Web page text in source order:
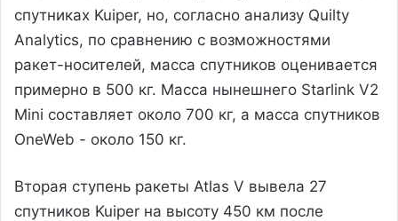
спутниках Kuiper, но, согласно анализу Quilty
Analytics, по сравнению с возможностями
ракет-носителей, масса спутников оценивается
примерно в 500 кг. Масса нынешнего Starlink V2
Mini составляет около 700 кг, а масса спутников
OneWeb - около 150 кг.
Вторая ступень ракеты Atlas V вывела 27
спутников Kuiper на высоту 450 км после